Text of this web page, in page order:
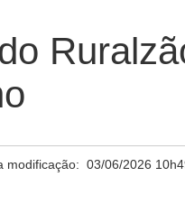
modificação:03/06/2026